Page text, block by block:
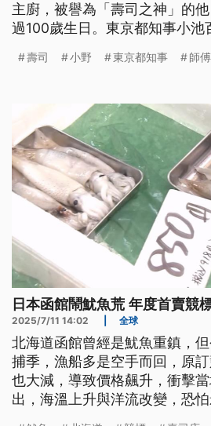
主廚，被譽為「壽司之神」的
過100歲生日。東京都知事小池
說自己從來沒打算完全退休。
壽司 小野 東京都知事 師傅
日本函館鬧魷魚荒 年度首賣競
2025/7/11 14:02 全球
北海道函館曾經是魷魚重鎮，
捕季，漁船多是空手而回，原
也大減，導致價格飆升，衝擊
出，海溫上升與洋流改變，恐